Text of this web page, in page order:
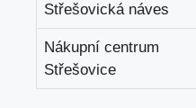
Střešovická náves
Nákupní centrum
Střešovice